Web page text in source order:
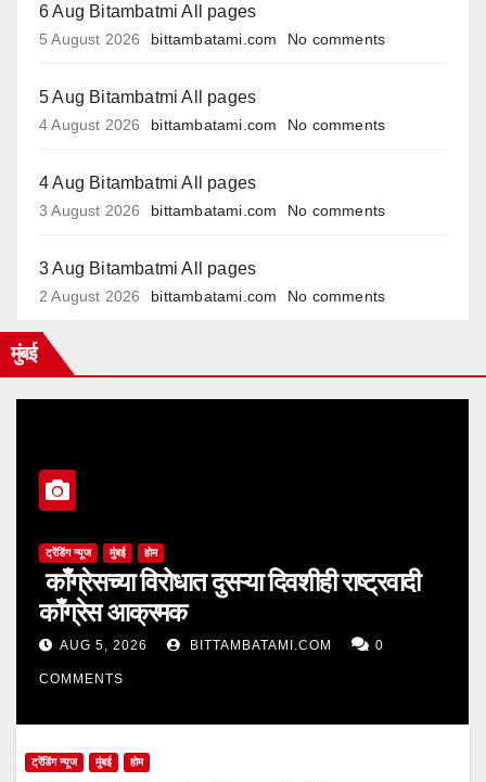
6 Aug Bitambatmi All pages
5 August 2026 bittambatami.com No comments
5 Aug Bitambatmi All pages
4 August 2026 bittambatami.com No comments
4 Aug Bitambatmi All pages
3 August 2026 bittambatami.com No comments
3 Aug Bitambatmi All pages
2 August 2026 bittambatami.com No comments
मुंबई
ट्रेंडिंग न्यूज मुंबई होम
काँग्रेसच्या विरोधात दुसऱ्या दिवशीही राष्ट्रवादी
काँग्रेस आक्रमक
AUG 5, 2026 BITTAMBATAMI.COM 0
COMMENTS
ट्रेंडिंग न्यूज मुंबई होम